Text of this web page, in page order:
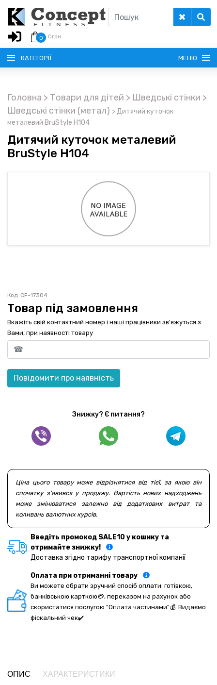
0 0грн.
КАТЕГОРІЇ МЕНЮ
РУССКИЙ
ГОЛОВНА
ДОСТАВКА
Головна > Товари для дітей > Шведські стінки >
Шведські стінки (метал) >Дитячий куточок
металевий BruStyle H104
Дитячий куточок металевий
BruStyle H104
Код: CF-17304
Товар під замовлення
Вкажіть свій контактний номер і наші працівники зв'яжуться з
Вами, при наявності товару
Повідомити про наявність
Знижку? Є питання?
Ціна цього товару може відрізнятися від тієї, за якою він
спочатку з'явився у продажу. Вартість нових надходжень
може змінюватися залежно від додаткових витрат та
коливань валютних курсів.
Введіть промокод SALE10 у кошику та
отримайте знижку!
Доставка згідно тарифу транспортної компанії
Оплата при отриманні товару
Ви можете обрати зручний спосіб оплати: готівкою,
банківською карткою💳, переказом на рахунок або
скористатися послугою "Оплата частинами"💰. Видаємо
фіскальний чек✔️
ОПИС ХАРАКТЕРИСТИКИ